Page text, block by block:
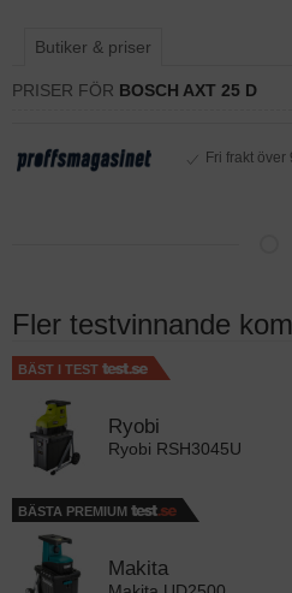
Butiker & priser
PRISER FÖR BOSCH AXT 25 D
Fri frakt över
Fler testvinnande
BÄST I TEST
Ryobi
Ryobi RSH3045U
BÄSTA PREMIUM
Makita